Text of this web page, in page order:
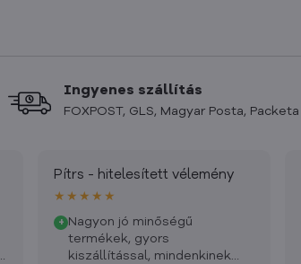
Ingyenes szállítás
FOXPOST, GLS, Magyar Posta, Packeta
Pítrs - hitelesített vélemény
★★★★★
+
Nagyon jó minőségű
termékek, gyors
kiszállítással, mindenkinek